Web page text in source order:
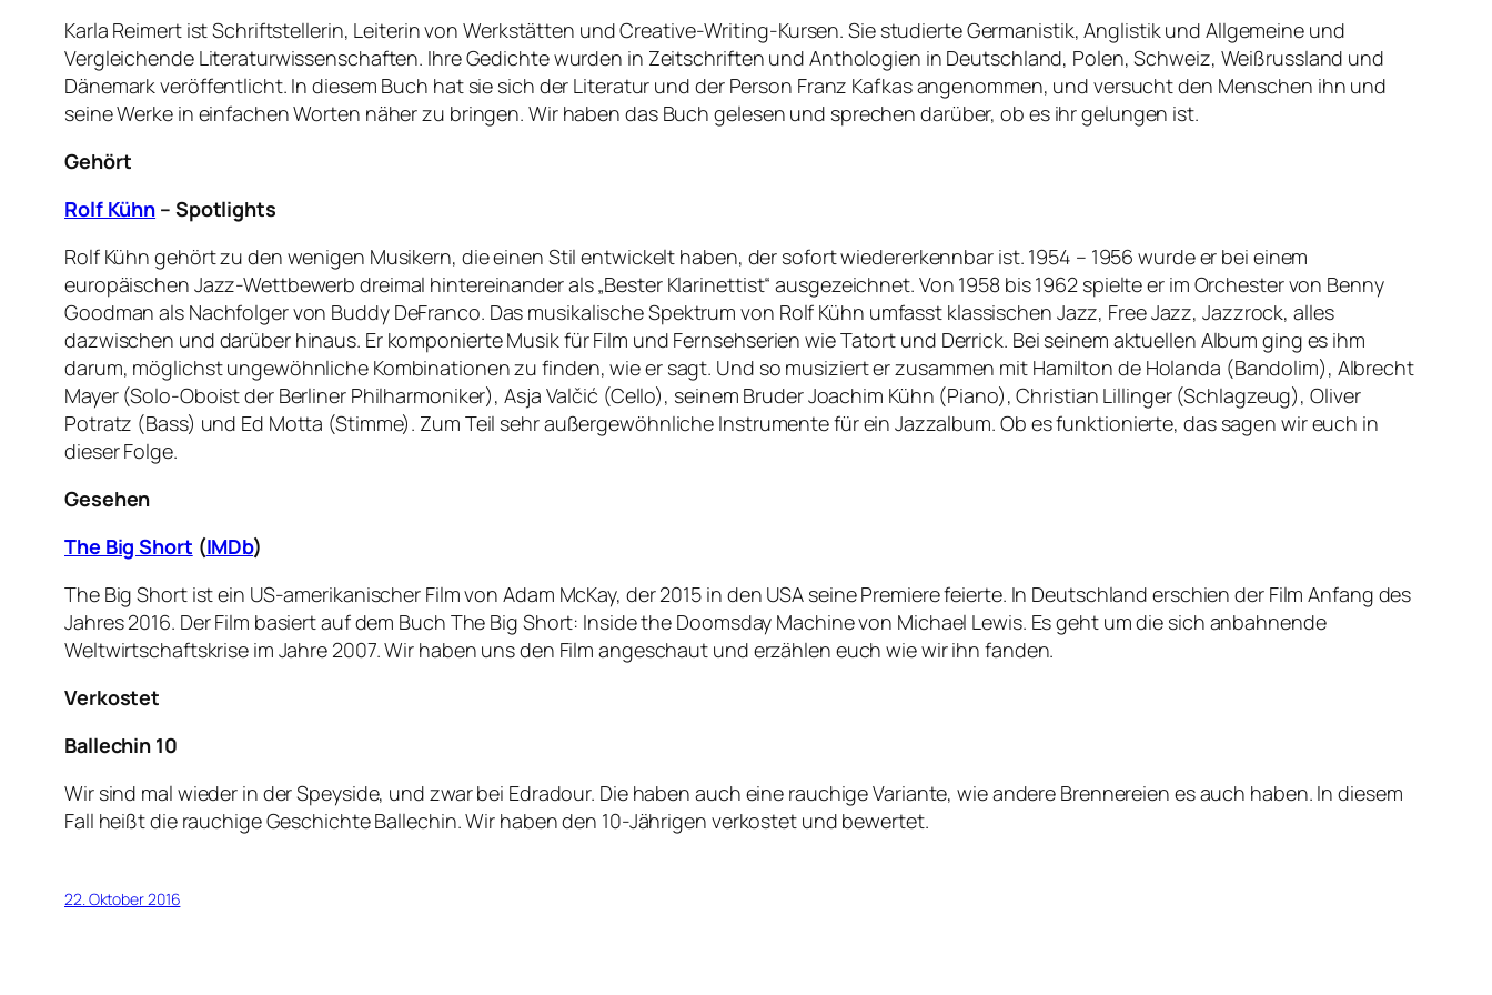
Karla Reimert ist Schriftstellerin, Leiterin von Werkstätten und Creative-Writing-Kursen. Sie studierte Germanistik, Anglistik und Allgemeine und
Vergleichende Literaturwissenschaften. Ihre Gedichte wurden in Zeitschriften und Anthologien in Deutschland, Polen, Schweiz, Weißrussland und
Dänemark veröffentlicht. In diesem Buch hat sie sich der Literatur und der Person Franz Kafkas angenommen, und versucht den Menschen ihn und
seine Werke in einfachen Worten näher zu bringen. Wir haben das Buch gelesen und sprechen darüber, ob es ihr gelungen ist.
Gehört
Rolf Kühn – Spotlights
Rolf Kühn gehört zu den wenigen Musikern, die einen Stil entwickelt haben, der sofort wiedererkennbar ist. 1954 – 1956 wurde er bei einem
europäischen Jazz-Wettbewerb dreimal hintereinander als „Bester Klarinettist“ ausgezeichnet. Von 1958 bis 1962 spielte er im Orchester von Benny
Goodman als Nachfolger von Buddy DeFranco. Das musikalische Spektrum von Rolf Kühn umfasst klassischen Jazz, Free Jazz, Jazzrock, alles
dazwischen und darüber hinaus. Er komponierte Musik für Film und Fernsehserien wie Tatort und Derrick. Bei seinem aktuellen Album ging es ihm
darum, möglichst ungewöhnliche Kombinationen zu finden, wie er sagt. Und so musiziert er zusammen mit Hamilton de Holanda (Bandolim), Albrecht
Mayer (Solo-Oboist der Berliner Philharmoniker), Asja Valčić (Cello), seinem Bruder Joachim Kühn (Piano), Christian Lillinger (Schlagzeug), Oliver
Potratz (Bass) und Ed Motta (Stimme). Zum Teil sehr außergewöhnliche Instrumente für ein Jazzalbum. Ob es funktionierte, das sagen wir euch in
dieser Folge.
Gesehen
The Big Short (IMDb)
The Big Short ist ein US-amerikanischer Film von Adam McKay, der 2015 in den USA seine Premiere feierte. In Deutschland erschien der Film Anfang des
Jahres 2016. Der Film basiert auf dem Buch The Big Short: Inside the Doomsday Machine von Michael Lewis. Es geht um die sich anbahnende
Weltwirtschaftskrise im Jahre 2007. Wir haben uns den Film angeschaut und erzählen euch wie wir ihn fanden.
Verkostet
Ballechin 10
Wir sind mal wieder in der Speyside, und zwar bei Edradour. Die haben auch eine rauchige Variante, wie andere Brennereien es auch haben. In diesem
Fall heißt die rauchige Geschichte Ballechin. Wir haben den 10-Jährigen verkostet und bewertet.
22. Oktober 2016